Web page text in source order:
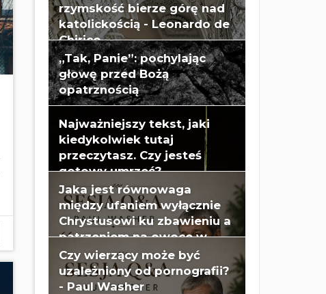
rzymskość bierze górę nad
katolickością - Leonardo de
Chirico
„Tak, Panie”: pochylając
głowę przed Bożą
opatrznością
Najważniejszy tekst, jaki
kiedykolwiek tutaj
przeczytasz. Czy jesteś
gotowy umrzeć?
Jaka jest równowaga
między ufaniem wyłącznie
Chrystusowi ku zbawieniu a
patrzeniem na owoce w
swoim życiu? - Paul Washer
Czy wierzący może być
uzależniony od pornografii?
- Paul Washer